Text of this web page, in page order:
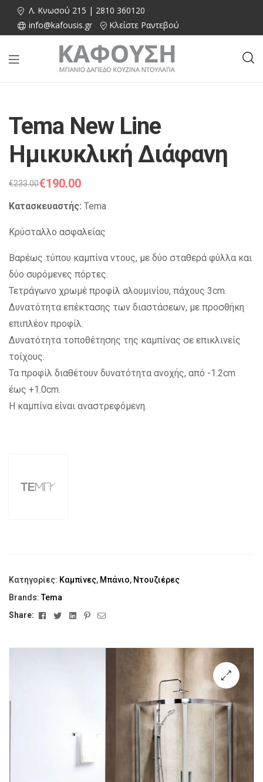
Λ. Κνωσού 215 | 2810 360120
info@kafousis.gr
Κλείστε Ραντεβού
🔍
Tema New Line
Ημικυκλική Διάφανη
€233.00€190.00
Κατασκευαστής: Tema
Κρύσταλλο ασφαλείας
Βαρέως τύπου καμπίνα ντους, με δύο σταθερά φύλλα και
δύο συρόμενες πόρτες.
Τετράγωνο χρωμέ προφίλ αλουμινίου, πάχους 3cm.
Δυνατότητα επέκτασης των διαστάσεων, με προσθήκη
επιπλέον προφίλ.
Δυνατότητα τοποθέτησης της καμπίνας σε επικλινείς
τοίχους.
Τα προφίλ διαθέτουν δυνατότητα ανοχής, από -1.2cm
έως +1.0cm.
Η καμπίνα είναι αναστρεφόμενη.
Κατηγορίες: Καμπίνες, Μπάνιο, Ντουζιέρες
Brands:Tema
Share:
FacebookTwitterLinkedinPinterest
Email